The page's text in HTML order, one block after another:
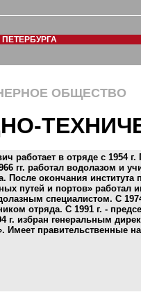
ОБЩЕСТВО
работает в отряде с 1954
гг. работал водолазом и
После окончания института
путей и портов» работал
специалистом. С
отряда. С 1991 г. -
г. избран генеральным
Имеет правительственные